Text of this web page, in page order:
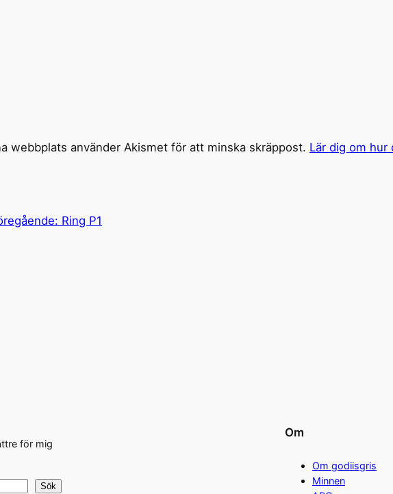
webbplats använder Akismet för att minska skräppost. Lär dig om hur
Ring P1
för mig
Sök
Om
Om godiisgris
Minnen